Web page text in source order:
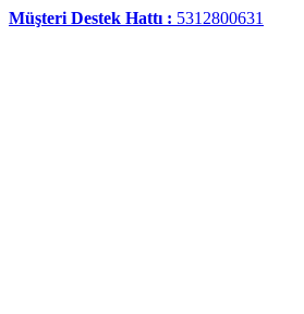
Müşteri Destek Hattı : 5312800631